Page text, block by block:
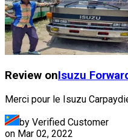
Review onIsuzu
Merci pour le Isuzu
by Verified Customer
on Mar 02, 2022